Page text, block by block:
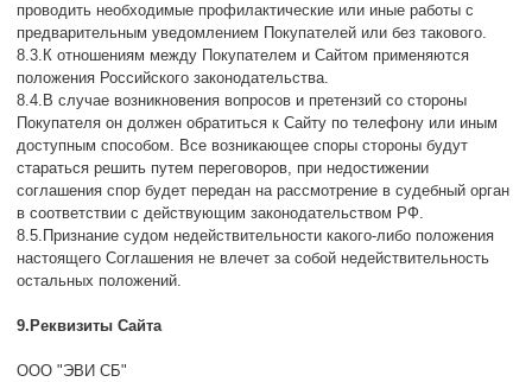
проводить необходимые профилактические или иные работы с
предварительным уведомлением Покупателей или без такового.
8.3.К отношениям между Покупателем и Сайтом применяются
положения Российского законодательства.
8.4.В случае возникновения вопросов и претензий со стороны
Покупателя он должен обратиться к Сайту по телефону или иным
доступным способом. Все возникающее споры стороны будут
стараться решить путем переговоров, при недостижении
соглашения спор будет передан на рассмотрение в судебный орган
в соответствии с действующим законодательством РФ.
8.5.Признание судом недействительности какого-либо положения
настоящего Соглашения не влечет за собой недействительность
остальных положений.
9.Реквизиты Сайта
ООО "ЭВИ СБ"